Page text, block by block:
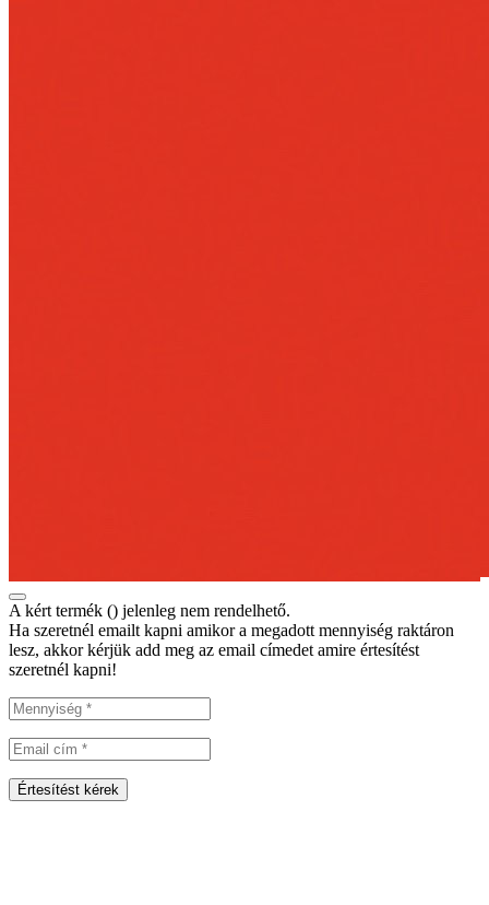
A kért termék () jelenleg nem rendelhető.
Ha szeretnél emailt kapni amikor a megadott mennyiség raktáron
lesz, akkor kérjük add meg az email címedet amire értesítést
szeretnél kapni!